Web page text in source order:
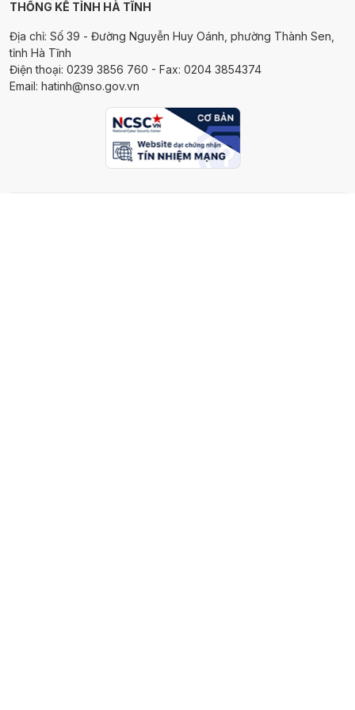
THỐNG KÊ TỈNH HÀ TĨNH
Địa chỉ: Số 39 - Đường Nguyễn Huy Oánh, phường Thành Sen,
tỉnh Hà Tĩnh
Điện thoại: 0239 3856 760 - Fax: 0204 3854374
Email: hatinh@nso.gov.vn